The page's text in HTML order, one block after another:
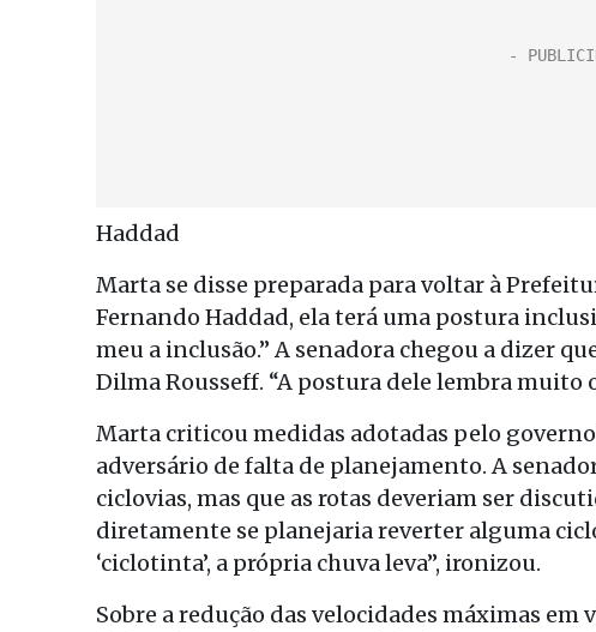
Haddad
Marta se disse preparada para voltar à
Fernando Haddad, ela terá uma postura
meu a inclusão.” A senadora chegou a dizer
Dilma Rousseff. “A postura dele lembra muito
Marta criticou medidas adotadas pelo
adversário de falta de planejamento. A
ciclovias, mas que as rotas deveriam ser
diretamente se planejaria reverter alguma
‘ciclotinta’, a própria chuva leva”, ironizou.
Sobre a redução das velocidades máximas